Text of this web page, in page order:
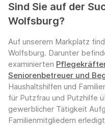
Sind Sie auf der
Wolfsburg?
Auf unserem Markplatz
Wolfsburg. Darunter
examinierten
Seniorenbetreuer und
Haushaltshilfen und
für Putzfrau und Putzhilfe
gewerblicher Tätigkeit
Familienmitgliedern